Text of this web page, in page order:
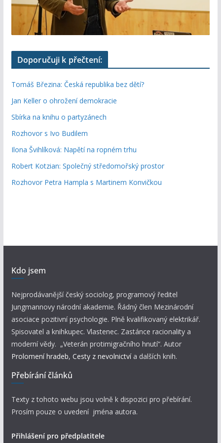
Doporučuji k přečtení:
Tomáš Březina: Česká republika bez dětí?
Jan Keller o ohrožení demokracie
Sbírka na knihu o partyzánech
Rozhovor s Ivo Budilem
Ilona Švihlíková: Napětí na ropném trhu
Robert Kotzian: Společný středomořský prostor
Rozhovor Petra Hampla s Martinem Konvičkou
Kdo jsem
Nejprodávanější český sociolog, programový ředitel
Jungmannovy národní akademie. Řádný člen Mezinárodní
asociace pozitivní psychologie. Plně kvalifikovaný elektrikář.
Spisovatel a knihkupec. Vlastenec. Zastánce racionality a
moderní vědy. „Veterán protimigračního hnutí“. Autor
Prolomení hradeb, Cesty z nevolnictví a dalších knih.
Přebírání článků
Texty z tohoto webu jsou volně k dispozici pro přebírání.
Prosím pouze o uvedení jména autora.
Přihlášení pro předplatitele